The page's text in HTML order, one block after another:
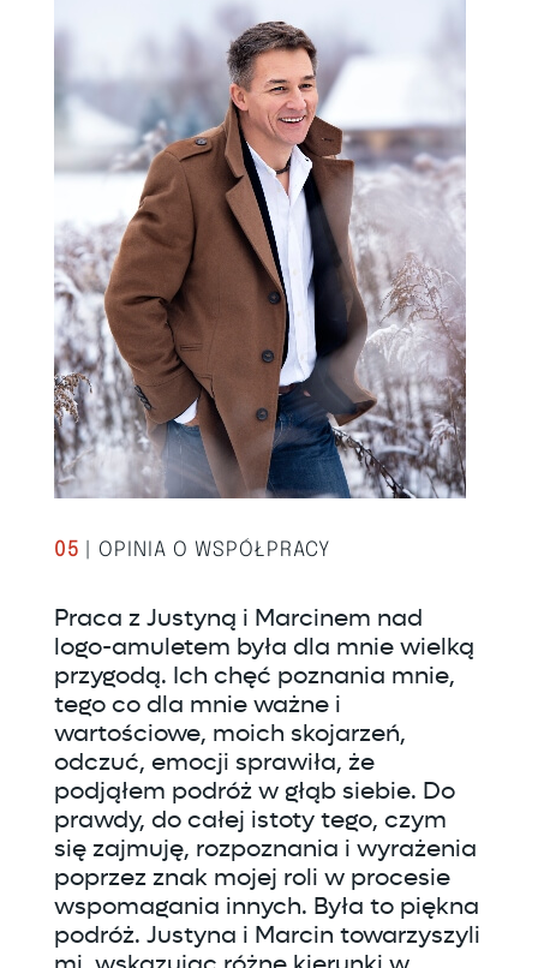
05 | OPINIA O WSPÓŁPRACY
Praca z Justyną i Marcinem nad
logo-amuletem była dla mnie wielką
przygodą. Ich chęć poznania mnie,
tego co dla mnie ważne i
wartościowe, moich skojarzeń,
odczuć, emocji sprawiła, że
podjąłem podróż w głąb siebie. Do
prawdy, do całej istoty tego, czym
się zajmuję, rozpoznania i wyrażenia
poprzez znak mojej roli w procesie
wspomagania innych. Była to piękna
podróż. Justyna i Marcin towarzyszyli